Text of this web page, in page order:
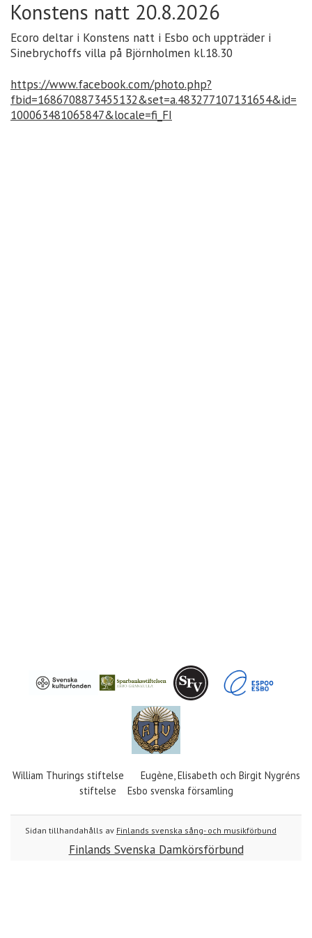
Konstens natt 20.8.2026
Ecoro deltar i Konstens natt i Esbo och uppträder i
Sinebrychoffs villa på Björnholmen kl.18.30
https://www.facebook.com/photo.php?
fbid=1686708873455132&set=a.483277107131654&id=
100063481065847&locale=fi_FI
William Thurings stiftelse Eugène, Elisabeth och Birgit Nygréns
stiftelse Esbo svenska församling
Sidan tillhandahålls av Finlands svenska sång- och musikförbund
Finlands Svenska Damkörsförbund